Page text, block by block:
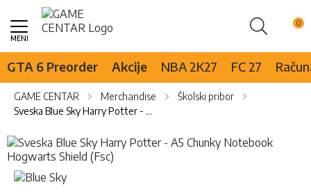
Pretraži
Skip
Content
GTA 6 Preorder Akcije NBA 2K27 FC 27
GAME CENTAR Merchandise
Školski pribor
Sveska Blue Sky Harry Potter - A5 Chunky Notebook Hogwarts Shield (Fsc)
Skip
to
the
end
Skip
to